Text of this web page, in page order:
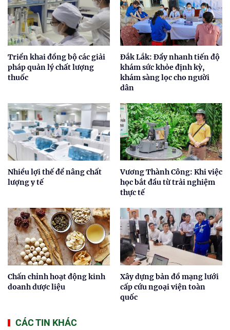
Triển khai đồng bộ các giải
pháp quản lý chất lượng
thuốc
Đắk Lắk: Đẩy nhanh tiến độ
khám sức khỏe định kỳ,
khám sàng lọc cho người
dân
Nhiều lợi thế để nâng chất
lượng y tế
Vương Thành Công: Khi việc
học bắt đầu từ trải nghiệm
thực tế
Chấn chỉnh hoạt động kinh
doanh dược liệu
Xây dựng bản đồ mạng lưới
cấp cứu ngoại viện toàn
quốc
CÁC TIN KHÁC